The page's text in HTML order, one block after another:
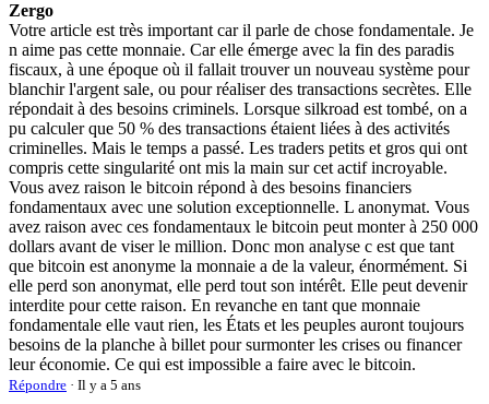
Zergo
Votre article est très important car il parle de chose fondamentale. Je
n aime pas cette monnaie. Car elle émerge avec la fin des paradis
fiscaux, à une époque où il fallait trouver un nouveau système pour
blanchir l'argent sale, ou pour réaliser des transactions secrètes. Elle
répondait à des besoins criminels. Lorsque silkroad est tombé, on a
pu calculer que 50 % des transactions étaient liées à des activités
criminelles. Mais le temps a passé. Les traders petits et gros qui ont
compris cette singularité ont mis la main sur cet actif incroyable.
Vous avez raison le bitcoin répond à des besoins financiers
fondamentaux avec une solution exceptionnelle. L anonymat. Vous
avez raison avec ces fondamentaux le bitcoin peut monter à 250 000
dollars avant de viser le million. Donc mon analyse c est que tant
que bitcoin est anonyme la monnaie a de la valeur, énormément. Si
elle perd son anonymat, elle perd tout son intérêt. Elle peut devenir
interdite pour cette raison. En revanche en tant que monnaie
fondamentale elle vaut rien, les États et les peuples auront toujours
besoins de la planche à billet pour surmonter les crises ou financer
leur économie. Ce qui est impossible a faire avec le bitcoin.
Répondre · Il y a 5 ans